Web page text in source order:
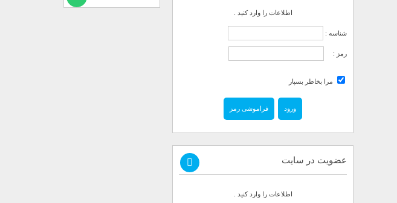
اطلاعات را وارد کنید .
شناسه :
رمز :
مرا بخاطر بسپار
فراموشی رمز
عضویت در سایت
اطلاعات را وارد کنید .